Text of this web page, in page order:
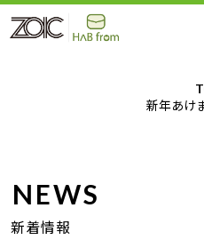
新年あけ
NEWS
新着情報